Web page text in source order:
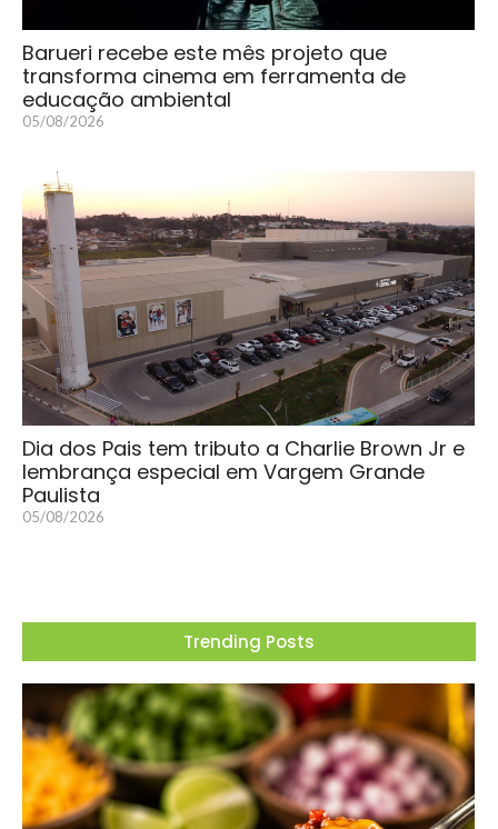
Barueri recebe este mês projeto que
transforma cinema em ferramenta de
educação ambiental
05/08/2026
Dia dos Pais tem tributo a Charlie Brown Jr e
lembrança especial em Vargem Grande
Paulista
05/08/2026
Trending Posts